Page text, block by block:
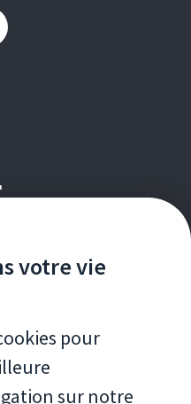
votre vie
pour
sur notre
dans une nouvelle
fenêtre
une nouvelle fenêtre
s'ouvre dans une nouvelle
SMARTPHONE